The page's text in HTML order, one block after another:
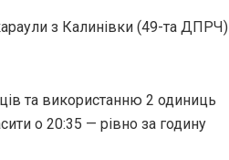
з Калинівки (49-та ДПРЧ)
та використанню 2 одиниць
о 20:35 — рівно за годину